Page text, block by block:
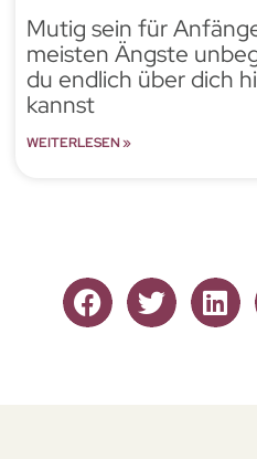
Mutig sein für
meisten Ängste
du endlich über dich
kannst
WEITERLESEN »